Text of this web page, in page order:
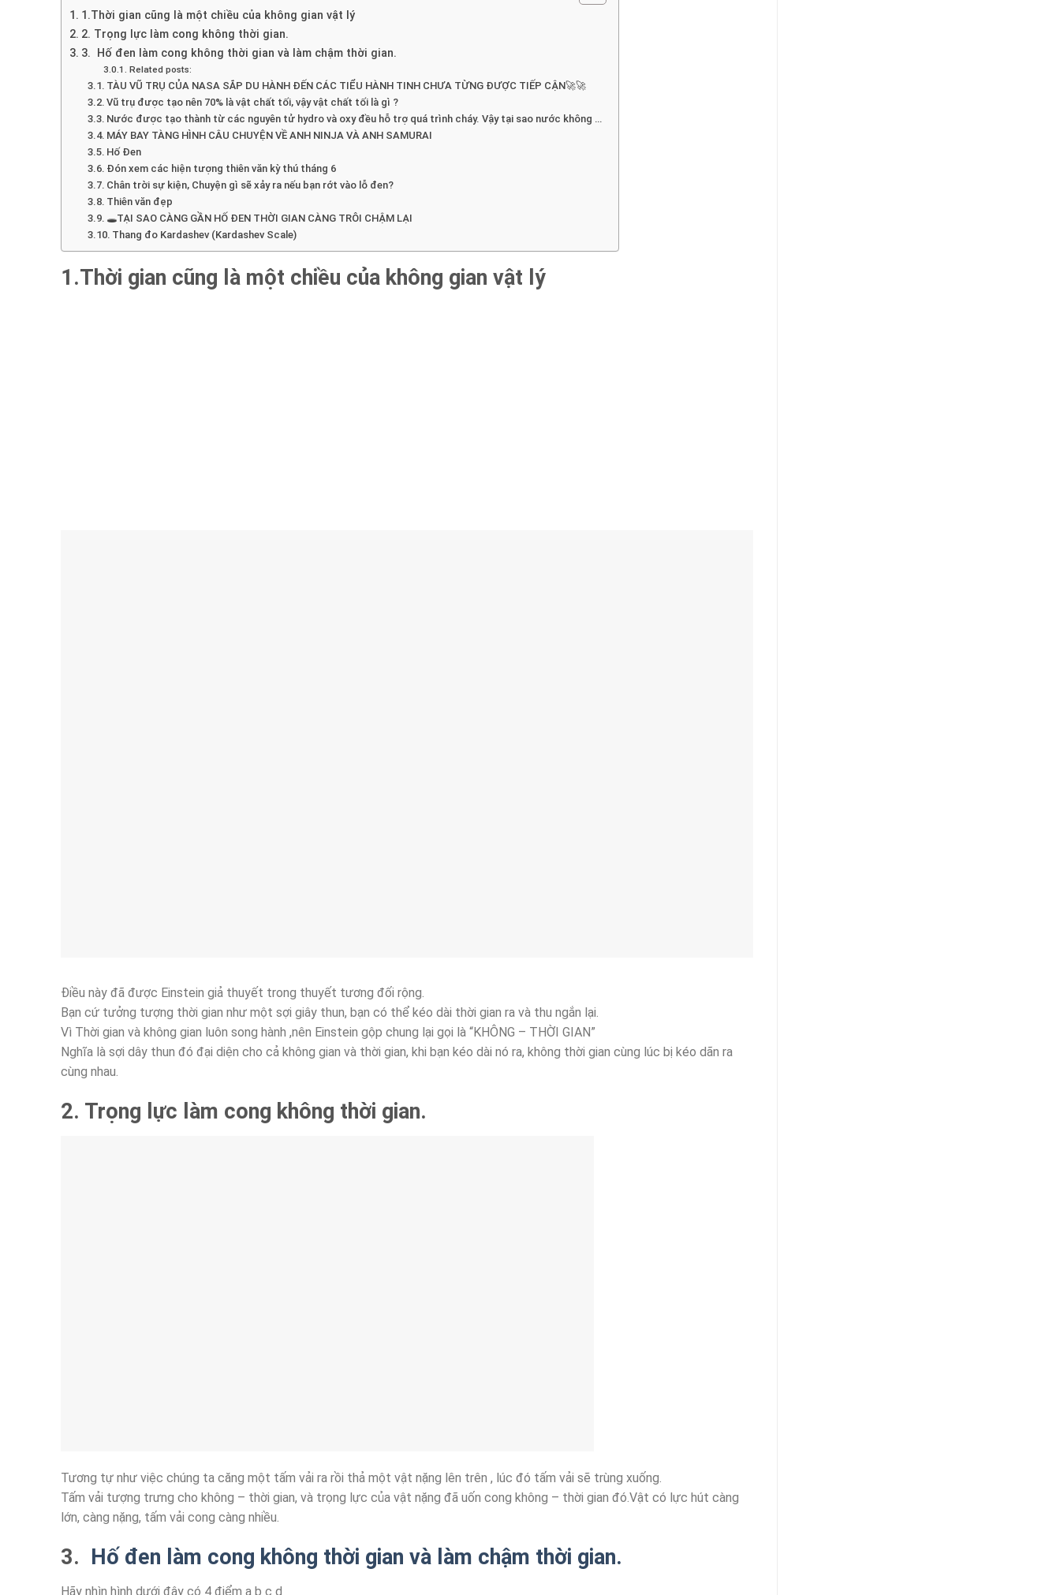
1.Thời gian cũng là một chiều của không gian vật lý
2. Trọng lực làm cong không thời gian.
3. Hố đen làm cong không thời gian và làm chậm thời gian.
Related posts:
TÀU VŨ TRỤ CỦA NASA SẮP DU HÀNH ĐẾN CÁC TIỂU HÀNH TINH CHƯA TỪNG ĐƯỢC TIẾP CẬN🚀🚀
Vũ trụ được tạo nên 70% là vật chất tối, vậy vật chất tối là gì ?
Nước được tạo thành từ các nguyên tử hydro và oxy đều hỗ trợ quá trình cháy. Vậy tại sao nước không …
MÁY BAY TÀNG HÌNH CÂU CHUYỆN VỀ ANH NINJA VÀ ANH SAMURAI
Hố Đen
Đón xem các hiện tượng thiên văn kỳ thú tháng 6
Chân trời sự kiện, Chuyện gì sẽ xảy ra nếu bạn rớt vào lỗ đen?
Thiên văn đẹp
🕳️TẠI SAO CÀNG GẦN HỐ ĐEN THỜI GIAN CÀNG TRÔI CHẬM LẠI
Thang đo Kardashev (Kardashev Scale)
1.Thời gian cũng là một chiều của không gian vật lý
Điều này đã được Einstein giả thuyết trong thuyết tương đối rộng.
Bạn cứ tưởng tượng thời gian như một sợi giây thun, bạn có thể kéo dài thời gian ra và thu ngắn lại.
Vì Thời gian và không gian luôn song hành ,nên Einstein gộp chung lại gọi là “KHÔNG – THỜI GIAN”
Nghĩa là sợi dây thun đó đại diện cho cả không gian và thời gian, khi bạn kéo dài nó ra, không thời gian cùng lúc bị kéo dãn ra
cùng nhau.
2. Trọng lực làm cong không thời gian.
Tương tự như việc chúng ta căng một tấm vải ra rồi thả một vật nặng lên trên , lúc đó tấm vải sẽ trùng xuống.
Tấm vải tượng trưng cho không – thời gian, và trọng lực của vật nặng đã uốn cong không – thời gian đó.Vật có lực hút càng
lớn, càng nặng, tấm vải cong càng nhiều.
3. Hố đen làm cong không thời gian và làm chậm thời gian.
Hãy nhìn hình dưới đây có 4 điểm a b c d